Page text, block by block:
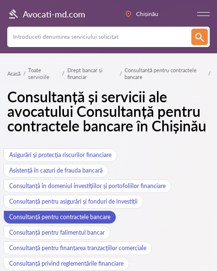
Avocati-md.com Chișinău
Acasă
Toate
serviciile
Drept bancar și
financiar
Consultanță pentru contractele
bancare
Consultanță și servicii ale
avocatului Consultanță pentru
contractele bancare în Chișinău
Asigurări și protecția riscurilor financiare
Asistență în cazuri de frauda bancară
Consultanță în domeniul investițiilor și portofoliilor financiare
Consultanță pentru asigurări și fonduri de investiții
Consultanță pentru contractele bancare
Consultanță pentru falimentul bancar
Consultanță pentru finanțarea tranzacțiilor comerciale
Consultanță privind reglementările financiare